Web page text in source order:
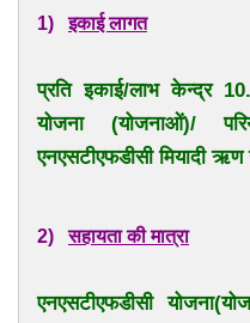
1)इकाई लागत
प्रति इकाई/लाभ केन्द्र
योजना (योजनाओं)/
एनएसटीएफडीसी मियादी
2)सहायता की मात्रा
एनएसटीएफडीसी